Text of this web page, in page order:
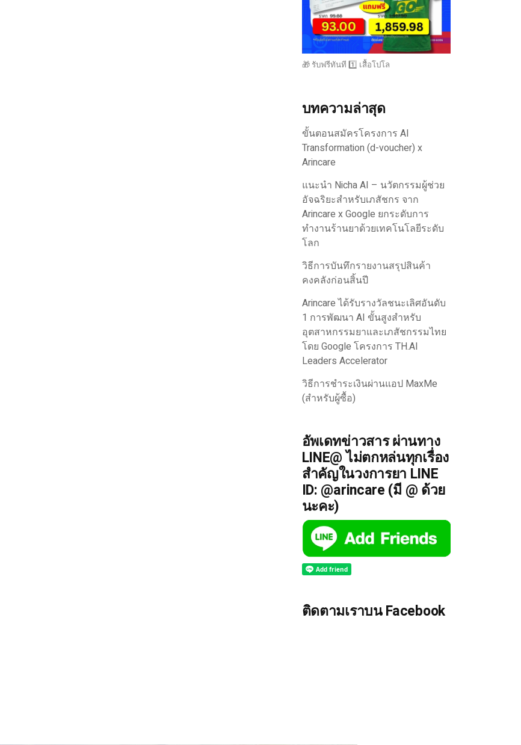
🎁 รับฟรีทันที 1️⃣ เสื้อโปโล
บทความล่าสุด
ขั้นตอนสมัครโครงการ AI
Transformation (d-voucher) x
Arincare
แนะนำ Nicha AI – นวัตกรรมผู้ช่วย
อัจฉริยะสำหรับเภสัชกร จาก
Arincare x Google ยกระดับการ
ทำงานร้านยาด้วยเทคโนโลยีระดับ
โลก
วิธีการบันทึกรายงานสรุปสินค้า
คงคลังก่อนสิ้นปี
Arincare ได้รับรางวัลชนะเลิศอันดับ
1 การพัฒนา AI ขั้นสูงสำหรับ
อุตสาหกรรมยาและเภสัชกรรมไทย
โดย Google โครงการ TH.AI
Leaders Accelerator
วิธีการชำระเงินผ่านแอป MaxMe
(สำหรับผู้ซื้อ)
อัพเดทข่าวสาร ผ่านทาง
LINE@ ไม่ตกหล่นทุกเรื่อง
สำคัญในวงการยา LINE
ID: @arincare (มี @ ด้วย
นะคะ)
ติดตามเราบน Facebook